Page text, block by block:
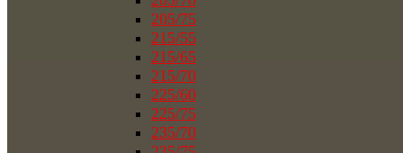
205/75
215/55
215/65
215/70
225/60
225/75
235/70